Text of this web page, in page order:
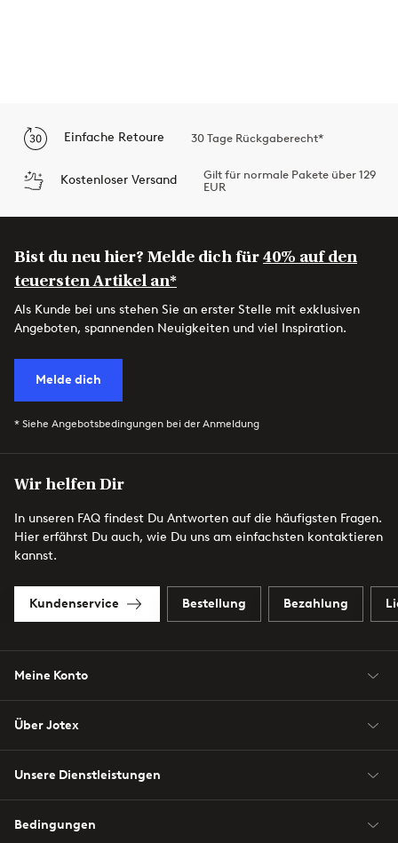
Einfache Retoure 30 Tage Rückgaberecht*
Kostenloser Versand
Gilt für normale Pakete über 129
EUR
Bist du neu hier? Melde dich für40% auf den
teuersten Artikel an*
Als Kunde bei uns stehen Sie an erster Stelle mit exklusiven
Angeboten, spannenden Neuigkeiten und viel Inspiration.
Melde dich
* Siehe Angebotsbedingungen bei der Anmeldung
Wir helfen Dir
In unseren FAQ findest Du Antworten auf die häufigsten Fragen.
Hier erfährst Du auch, wie Du uns am einfachsten kontaktieren
kannst.
Kundenservice Bestellung Bezahlung
Meine Konto
Über Jotex
Unsere Dienstleistungen
Bedingungen